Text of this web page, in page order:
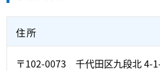
住所
〒102-0073 千代田区九段北 4-